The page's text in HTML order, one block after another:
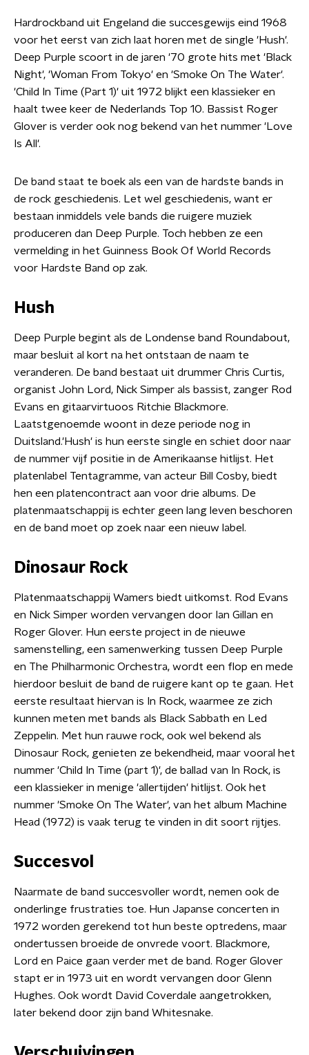
Hardrockband uit Engeland die succesgewijs eind 1968
voor het eerst van zich laat horen met de single 'Hush'.
Deep Purple scoort in de jaren '70 grote hits met 'Black
Night', 'Woman From Tokyo' en 'Smoke On The Water'.
'Child In Time (Part 1)' uit 1972 blijkt een klassieker en
haalt twee keer de Nederlands Top 10. Bassist Roger
Glover is verder ook nog bekend van het nummer 'Love
Is All'.
De band staat te boek als een van de hardste bands in
de rock geschiedenis. Let wel geschiedenis, want er
bestaan inmiddels vele bands die ruigere muziek
produceren dan Deep Purple. Toch hebben ze een
vermelding in het Guinness Book Of World Records
voor Hardste Band op zak.
Hush
Deep Purple begint als de Londense band Roundabout,
maar besluit al kort na het ontstaan de naam te
veranderen. De band bestaat uit drummer Chris Curtis,
organist John Lord, Nick Simper als bassist, zanger Rod
Evans en gitaarvirtuoos Ritchie Blackmore.
Laatstgenoemde woont in deze periode nog in
Duitsland.'Hush' is hun eerste single en schiet door naar
de nummer vijf positie in de Amerikaanse hitlijst. Het
platenlabel Tentagramme, van acteur Bill Cosby, biedt
hen een platencontract aan voor drie albums. De
platenmaatschappij is echter geen lang leven beschoren
en de band moet op zoek naar een nieuw label.
Dinosaur Rock
Platenmaatschappij Wamers biedt uitkomst. Rod Evans
en Nick Simper worden vervangen door Ian Gillan en
Roger Glover. Hun eerste project in de nieuwe
samenstelling, een samenwerking tussen Deep Purple
en The Philharmonic Orchestra, wordt een flop en mede
hierdoor besluit de band de ruigere kant op te gaan. Het
eerste resultaat hiervan is In Rock, waarmee ze zich
kunnen meten met bands als Black Sabbath en Led
Zeppelin. Met hun rauwe rock, ook wel bekend als
Dinosaur Rock, genieten ze bekendheid, maar vooral het
nummer 'Child In Time (part 1)', de ballad van In Rock, is
een klassieker in menige 'allertijden' hitlijst. Ook het
nummer 'Smoke On The Water', van het album Machine
Head (1972) is vaak terug te vinden in dit soort rijtjes.
Succesvol
Naarmate de band succesvoller wordt, nemen ook de
onderlinge frustraties toe. Hun Japanse concerten in
1972 worden gerekend tot hun beste optredens, maar
ondertussen broeide de onvrede voort. Blackmore,
Lord en Paice gaan verder met de band. Roger Glover
stapt er in 1973 uit en wordt vervangen door Glenn
Hughes. Ook wordt David Coverdale aangetrokken,
later bekend door zijn band Whitesnake.